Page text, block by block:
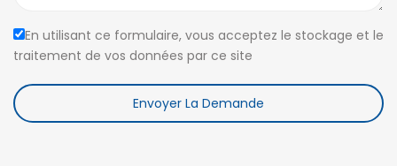
En utilisant ce formulaire, vous acceptez le stockage et le
traitement de vos données par ce site
Envoyer La Demande